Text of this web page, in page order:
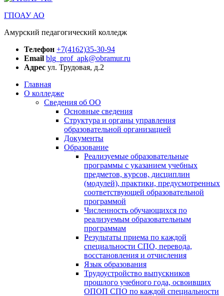
ГПОАУ АО
Амурский педагогический колледж
Телефон +7(4162)35-30-94
Email blg_prof_apk@obramur.ru
Адрес ул. Трудовая, д.2
Главная
О колледже
Сведения об ОО
Основные сведения
Структура и органы управления
образовательной организацией
Документы
Образование
Реализуемые образовательные
программы с указанием учебных
предметов, курсов, дисциплин
(модулей), практики, предусмотренных
соответствующей образовательной
программой
Численность обучающихся по
реализуемым образовательным
программам
Результаты приема по каждой
специальности СПО, перевода,
восстановления и отчисления
Язык образования
Трудоустройство выпускников
прошлого учебного года, освоивших
ОПОП СПО по каждой специальности